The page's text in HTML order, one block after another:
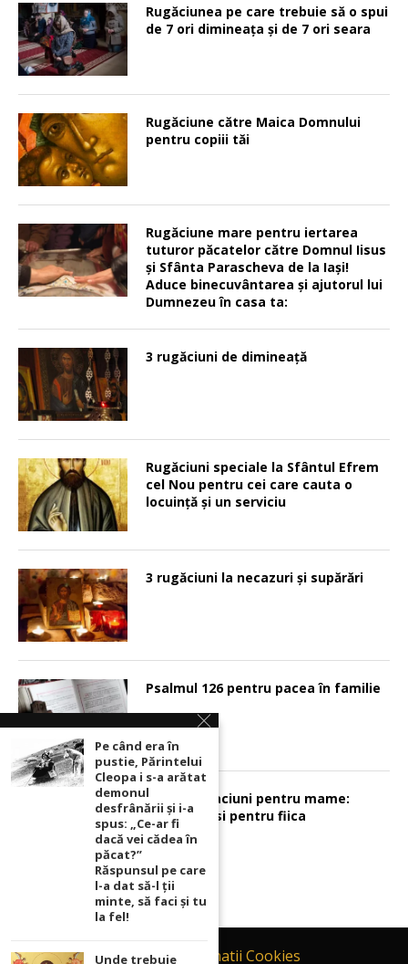
Rugăciunea pe care trebuie să o spui
de 7 ori dimineața și de 7 ori seara
Rugăciune către Maica Domnului
pentru copiii tăi
Rugăciune mare pentru iertarea
tuturor păcatelor către Domnul Iisus
şi Sfânta Parascheva de la Iaşi!
Aduce binecuvântarea şi ajutorul lui
Dumnezeu în casa ta:
3 rugăciuni de dimineață
Rugăciuni speciale la Sfântul Efrem
cel Nou pentru cei care cauta o
locuinţă şi un serviciu
3 rugăciuni la necazuri și supărări
Psalmul 126 pentru pacea în familie
Sunt 2 rugaciuni pentru mame:
pentru fiu si pentru fiica
Contact Informatii Cookies
Pe când era în
pustie, Părintelui
Cleopa i s-a arătat
demonul
desfrânării şi i-a
spus: „Ce-ar fi
dacă vei cădea în
păcat?”
Răspunsul pe care
l-a dat să-l ții
minte, să faci și tu
la fel!
Unde trebuie